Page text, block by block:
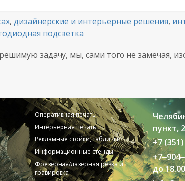
, дизайнерские и интерьерные решения,
подсветка
задачу, мы, сами того не замечая,
Оперативная печать
Интерьерная печать
Рекламные стойки, таблички
Информационные стенды
Фрезерная/лазерная резка и
гравировка
пункт,
+7
+7‒904
до